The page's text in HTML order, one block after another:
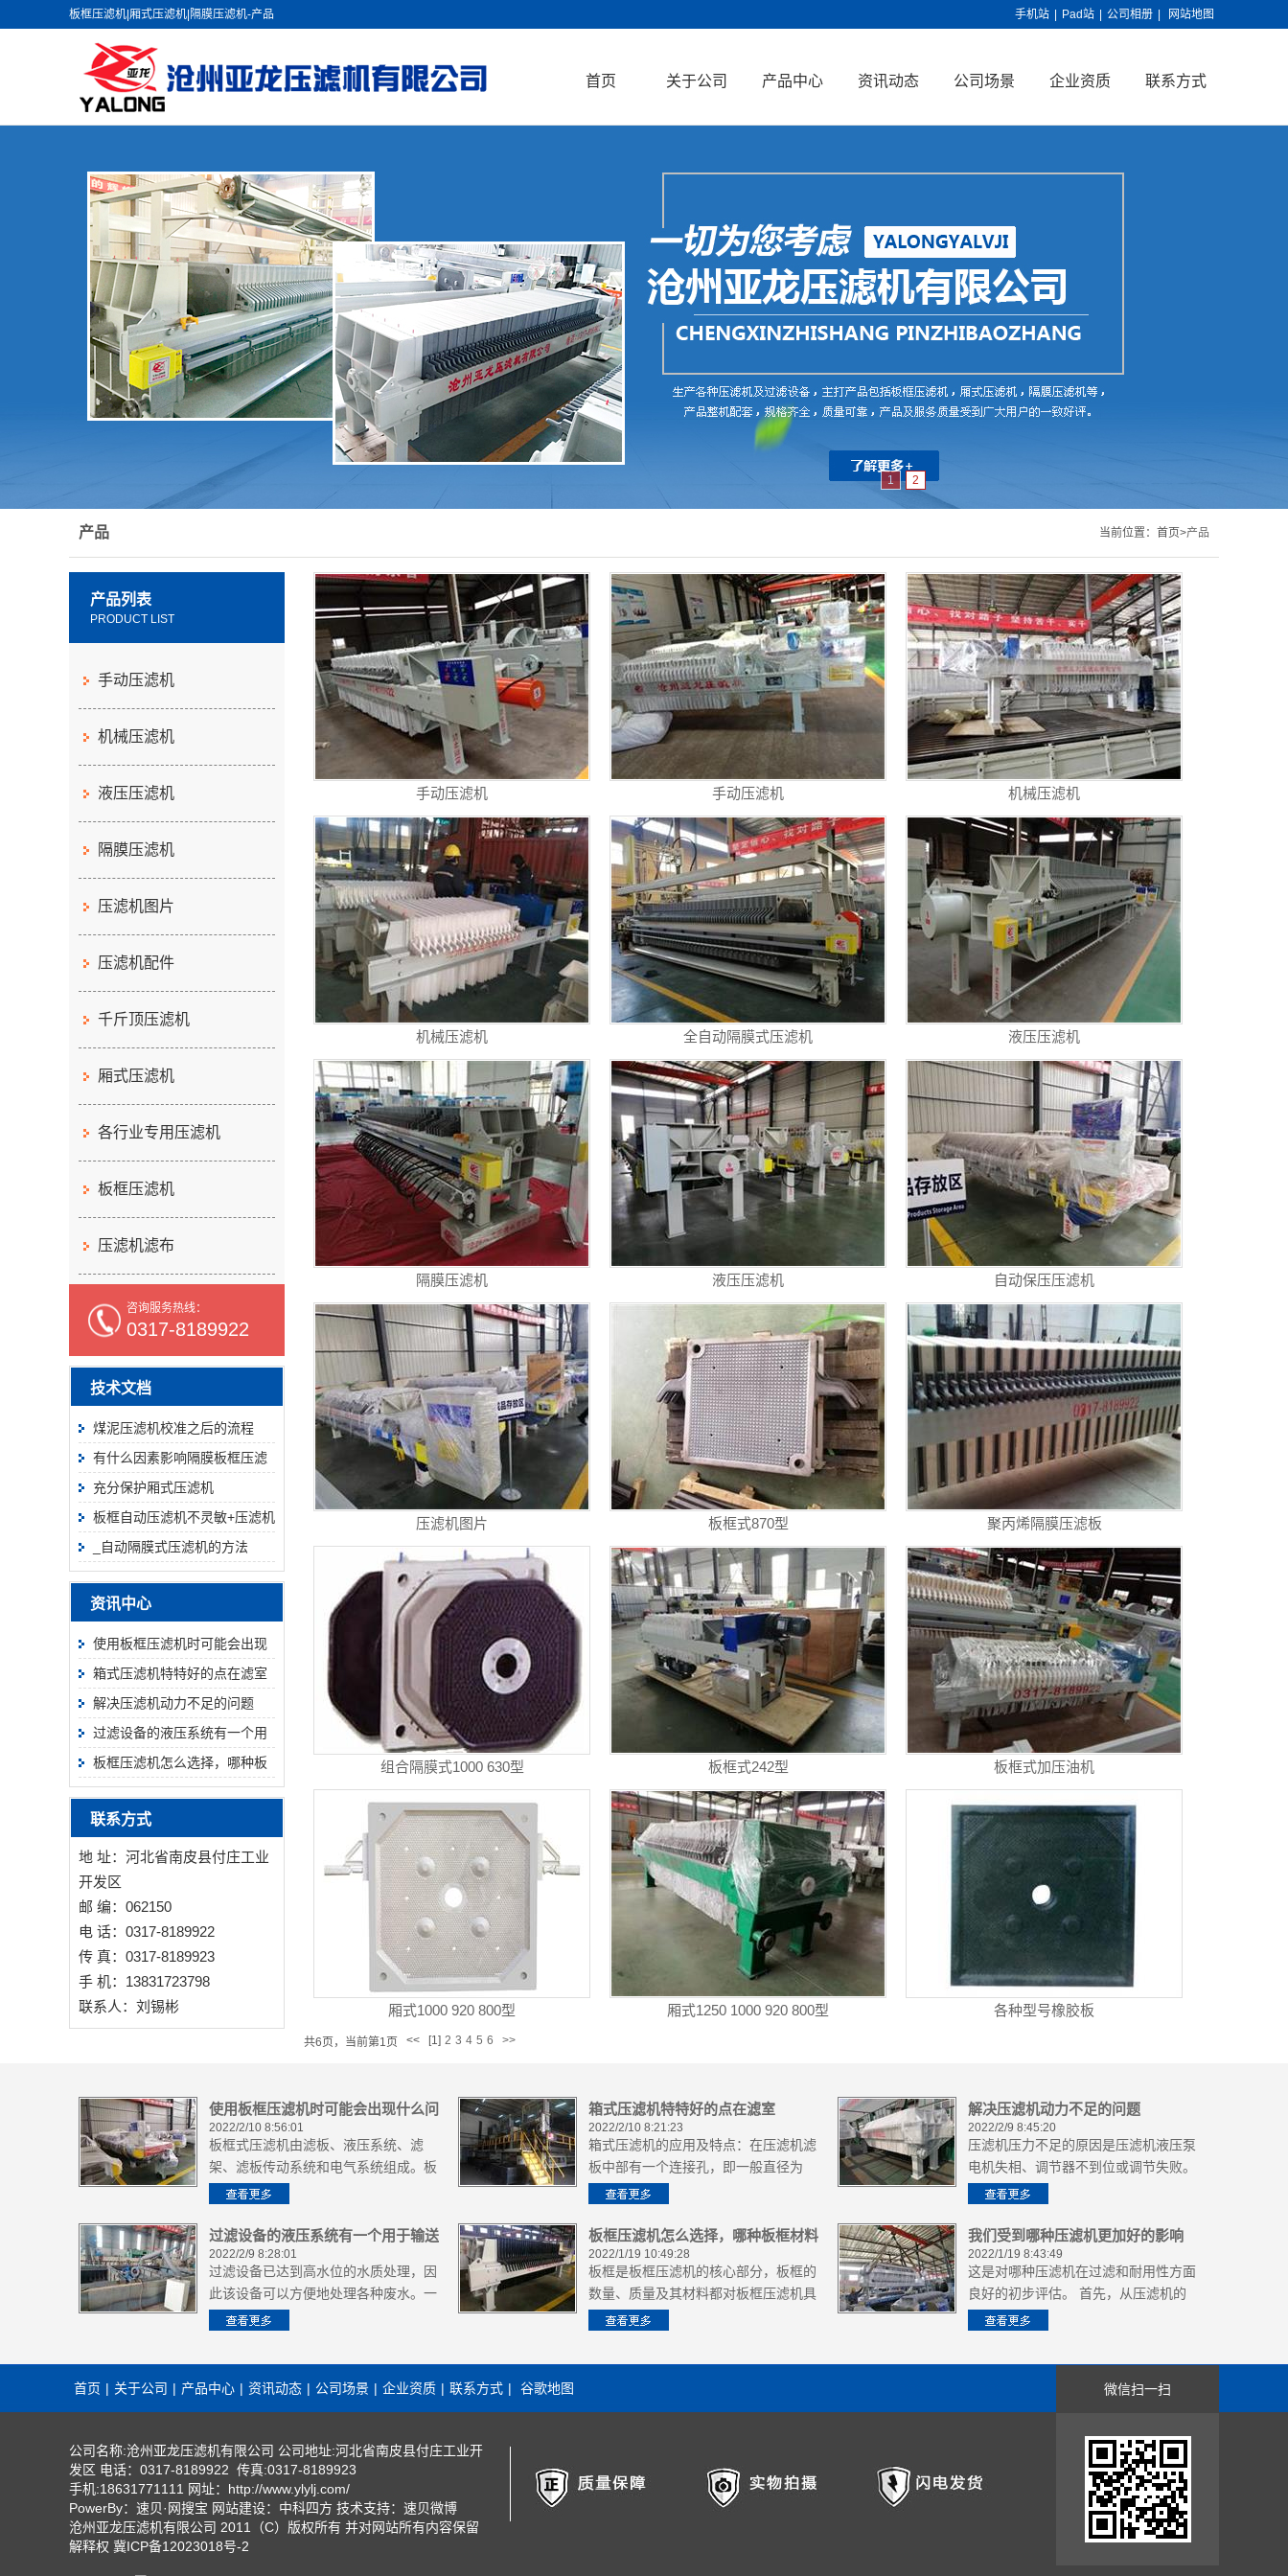
板框压滤机|厢式压滤机|隔膜压滤机-产品 手机站 Pad站 公司相册 网站地图
首页 关于公司 产品中心 资讯动态 公司场景 企业资质 联系方式
1 2
产品 当前位置： 首页>产品
手动压滤机 手动压滤机 机械压滤机
机械压滤机 全自动隔膜式压滤机 液压压滤机
隔膜压滤机 液压压滤机 自动保压压滤机
压滤机图片 板框式870型 聚丙烯隔膜压滤板
组合隔膜式1000 630型 板框式242型 板框式加压油机
厢式1000 920 800型 厢式1250 1000 920 800型 各种型号橡胶板
共6页，当前第1页 << [1] 2 3 4 5 6 >>
产品列表
PRODUCT LIST
手动压滤机
机械压滤机
液压压滤机
隔膜压滤机
压滤机图片
压滤机配件
千斤顶压滤机
厢式压滤机
各行业专用压滤机
板框压滤机
压滤机滤布
咨询服务热线：
0317-8189922
技术文档
煤泥压滤机校准之后的流程
有什么因素影响隔膜板框压滤
机过滤循环吗？
充分保护厢式压滤机
板框自动压滤机不灵敏+压滤机
底座安装之我们该怎么做
_自动隔膜式压滤机的方法
资讯中心
使用板框压滤机时可能会出现
什么问题
箱式压滤机特特好的点在滤室
解决压滤机动力不足的问题
过滤设备的液压系统有一个用
于输送和储存的液压站
板框压滤机怎么选择，哪种板
框材料比较好
联系方式
地 址：河北省南皮县付庄工业
开发区
邮 编：062150
电 话：0317-8189922
传 真：0317-8189923
手 机：13831723798
联系人：刘锡彬
使用板框压滤机时可能会出现什么问
题
2022/2/10 8:56:01
板框式压滤机由滤板、液压系统、滤
架、滤板传动系统和电气系统组成。板
框式压滤机的工作原理相对简单。首
泥从中间路线分散在滤布之间。
箱式压滤机特特好的点在滤室
2022/2/10 8:21:23
箱式压滤机的应用及特点：在压滤机滤
板中部有一个连接孔，即一般直径为
100mm的进料管。凹痕下方或周围有
的液体从机器中排出。双方都是一样
的。压滤机的滤板位于滤布的中部。压
滤机的滤布一般为两套，中间与压滤机
的滤布筒连接。滤布筒比压滤机滤板的
中间孔小，因此可以很好地容纳压滤机
同。
解决压滤机动力不足的问题
2022/2/9 8:45:20
压滤机压力不足的原因是压滤机液压泵
电机失相、调节器不到位或调节失败。
基于这三个原因，每个人都可以采取相
过滤设备的液压系统有一个用于输送
和储存的液压站
2022/2/9 8:28:01
过滤设备已达到高水位的水质处理，因
此该设备可以方便地处理各种废水。一
般情况下，在各种废水面前，压滤机的
时。毕竟，接受了各种各样的脏东西，
板框压滤机怎么选择，哪种板框材料
比较好
2022/1/19 10:49:28
板框是板框压滤机的核心部分，板框的
数量、质量及其材料都对板框压滤机具
备较大的影响，板框式压滤机的过滤板
我们受到哪种压滤机更加好的影响
2022/1/19 8:43:49
这是对哪种压滤机在过滤和耐用性方面
良好的初步评估。 首先，从压滤机的
过滤性来判断压滤机的过滤性，并且需
首页 | 关于公司 | 产品中心 | 资讯动态 | 公司场景 | 企业资质 | 联系方式 | 谷歌地图
公司名称:沧州亚龙压滤机有限公司 公司地址:河北省南皮县付庄工业开
发区 电话：0317-8189922 传真:0317-8189923
手机:18631771111 网址： http://www.ylylj.com/
PowerBy：速贝·网搜宝 网站建设：中科四方 技术支持：速贝微博
沧州亚龙压滤机有限公司 2011（C）版权所有 并对网站所有内容保留
解释权 冀ICP备12023018号-2
微信扫一扫